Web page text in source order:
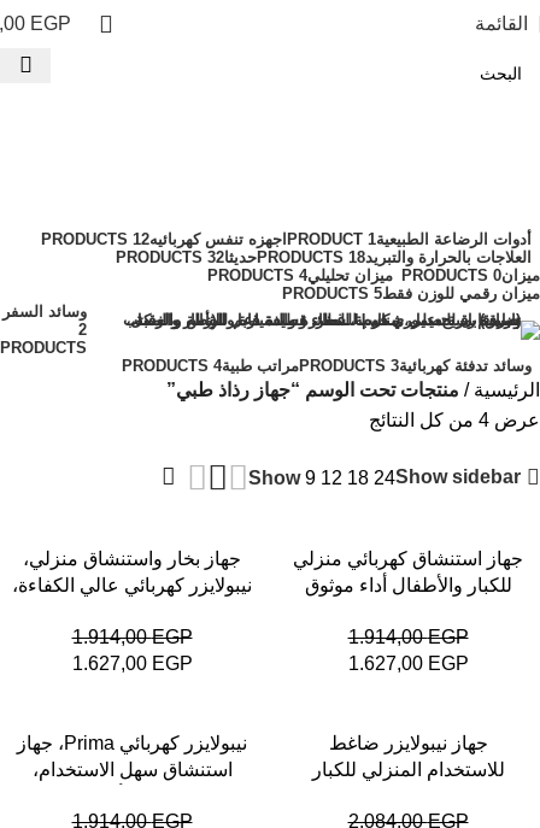
القائمة EGP
أدوات الرضاعة الطبيعية1 PRODUCT اجهزه تنفس كهربائيه12 PRODUCTS
العلاجات بالحرارة والتبريد18 PRODUCTS حديثا32 PRODUCTS
ميزان0 PRODUCTS ميزان تحليلي4 PRODUCTS
ميزان رقمي للوزن فقط5 PRODUCTS
وسائد السفر
2
PRODUCTS
وسائد تدفئة كهربائية3 PRODUCTS مراتب طبية4 PRODUCTS
الرئيسية
منتجات تحت الوسم “جهاز رذاذ طبي”
عرض ⁦4⁩ من كل النتائج
Show sidebar
Show9 12 18 24
جهاز استنشاق كهربائي منزلي
للكبار والأطفال أداء موثوق
1.914,00EGP
1.627,00 EGP
جهاز بخار واستنشاق منزلي،
نيبولايزر كهربائي عالي الكفاءة،
1.914,00EGP
1.627,00 EGP
جهاز نيبولايزر ضاغط
للاستخدام المنزلي للكبار
Nebulizer
2.084,00EGP
نيبولايزر كهربائي Prima، جهاز
استنشاق سهل الاستخدام،
1.914,00EGP